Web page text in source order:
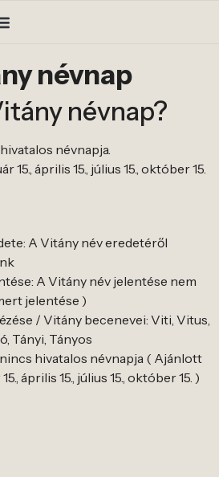
névnap
névnap?
névnapja.
április 15., július 15., október 15.
A Vitány név eredetéről
A Vitány név jelentése nem
jelentése )
/ Vitány becenevei: Viti, Vitus,
Tányi, Tányos
hivatalos névnapja ( Ajánlott
április 15., július 15., október 15. )